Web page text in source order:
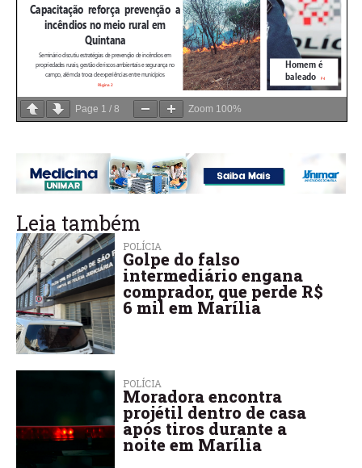
Page 1 / 8 Zoom 100%
Leia também
POLÍCIA
Golpe do falso
intermediário engana
comprador, que perde R$
6 mil em Marília
POLÍCIA
Moradora encontra
projétil dentro de casa
após tiros durante a
noite em Marília